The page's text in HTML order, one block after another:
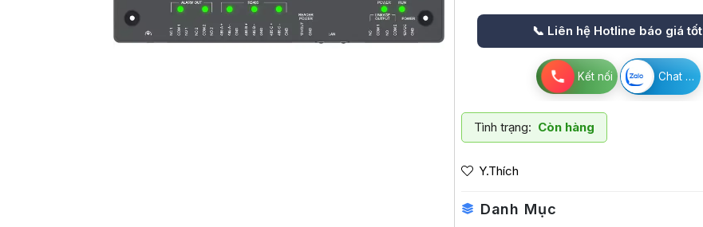
📞 Liên hệ Hotline báo giá tốt
Kết nối Chat Zalo
Tình trạng: Còn hàng
Y.Thích
Danh Mục